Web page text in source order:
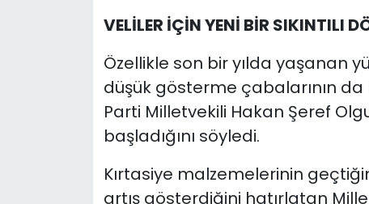
VELİLER İÇİN YENİ BİR SIKINTILI
Özellikle son bir yılda yaşanan
düşük gösterme çabalarının
Parti Milletvekili Hakan Şeref
başladığını söyledi.
Kırtasiye malzemelerinin
artış gösterdiğini hatırlatan